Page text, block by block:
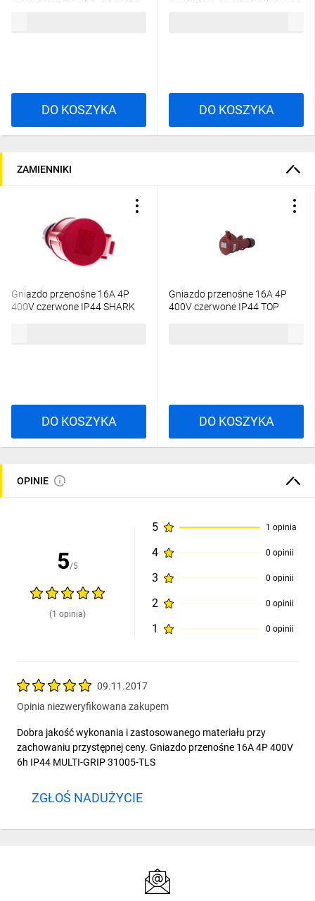
DO KOSZYKA DO KOSZYKA
ZAMIENNIKI
Gniazdo przenośne 16A 4P
400V czerwone IP44 SHARK
DO KOSZYKA
Gniazdo przenośne 16A 4P
400V czerwone IP44 TOP
DO KOSZYKA
OPINIE
5/5
(1 opinia)
5 1 opinia
4 0 opinii
3 0 opinii
2 0 opinii
1 0 opinii
09.11.2017
Opinia niezweryfikowana zakupem
Dobra jakość wykonania i zastosowanego materiału przy
zachowaniu przystępnej ceny. Gniazdo przenośne 16A 4P 400V
6h IP44 MULTI-GRIP 31005-TLS
ZGŁOŚ NADUŻYCIE